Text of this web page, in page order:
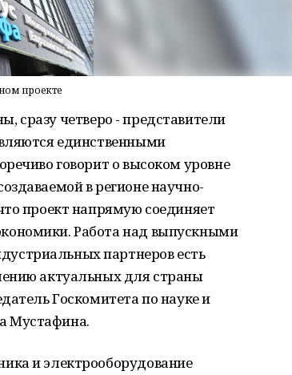
проекте
сразу четверо - представители
единственными
говорит о высоком уровне
в регионе научно-
проект напрямую соединяет
Работа над выпускными
партнеров есть
актуальных для страны
Госкомитета по науке и
Мустафина.
и электрооборудование